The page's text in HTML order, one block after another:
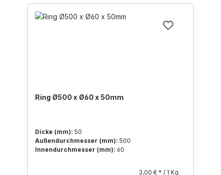
Ring Ø500 x Ø60 x 50mm
Dicke (mm): 50
Außendurchmesser (mm): 500
Innendurchmesser (mm): 60
3,00 € * / 1 Kg